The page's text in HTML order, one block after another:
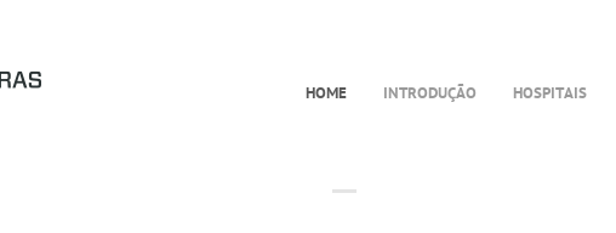
HOME INTRODUÇÃO HOSPITAIS